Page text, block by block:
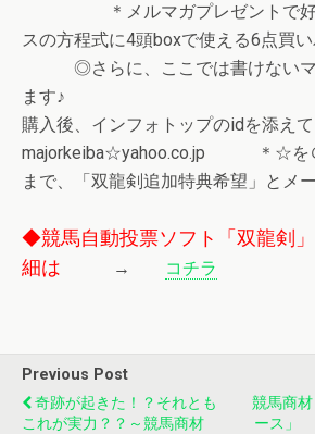
＊メルマガプレゼントで好評
スの方程式に4頭boxで使える6点買
◎さらに、ここでは書けないマ
ます♪
購入後、インフォトップのidを添えて
majorkeiba☆yahoo.co.jp ＊☆を＠
まで、「双龍剣追加特典希望」とメ
◆競馬自動投票ソフト「双
細は → コチラ
Previous Post
奇跡が起きた！？それとも
これが実力？？～競馬商材
競馬商
ース」